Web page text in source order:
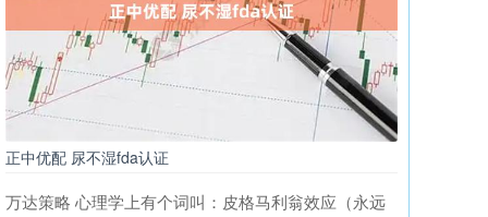
正中优配 尿不湿fda认证
万达策略 心理学上有个词叫：皮格马利翁效应（永远